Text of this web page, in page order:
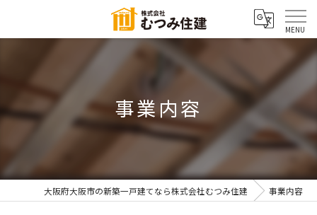
事業内容
大阪府大阪市の新築一戸建てなら株式会社むつみ住建 事業内容